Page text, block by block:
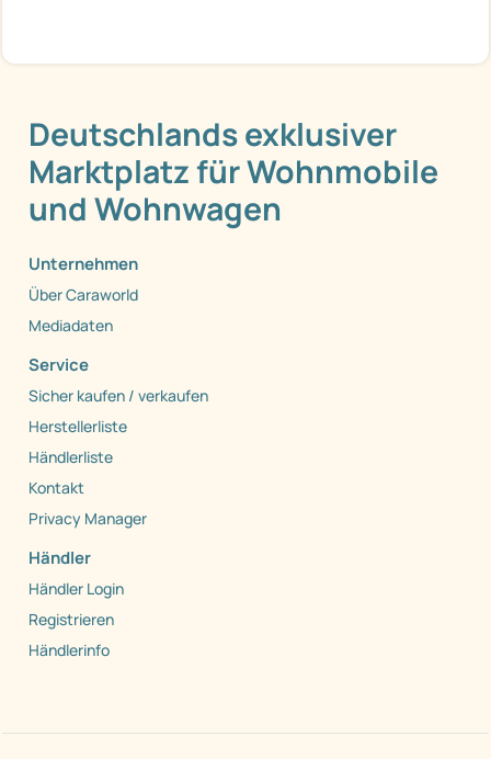
Deutschlands exklusiver
Marktplatz für Wohnmobile
und Wohnwagen
Unternehmen
Über Caraworld
Mediadaten
Service
Sicher kaufen / verkaufen
Herstellerliste
Händlerliste
Kontakt
Privacy Manager
Händler
Händler Login
Registrieren
Händlerinfo